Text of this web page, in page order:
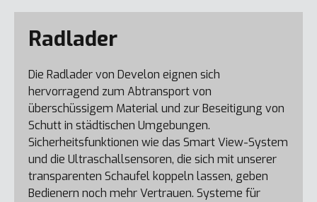
DX165WR-7K
DX140LCR-7
DL60-7
Radlader
Die Radlader von Develon eignen sich
hervorragend zum Abtransport von
überschüssigem Material und zur Beseitigung von
Schutt in städtischen Umgebungen.
Sicherheitsfunktionen wie das Smart View-System
und die Ultraschallsensoren, die sich mit unserer
transparenten Schaufel koppeln lassen, geben
Bedienern noch mehr Vertrauen. Systeme für